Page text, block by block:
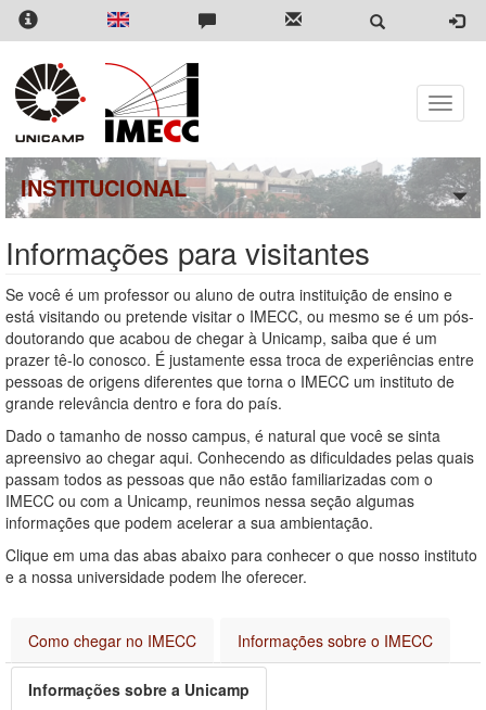
Pular
para
conteúdo
principal
Toggle
INSTITUCIONAL
Informações para visitantes
Se você é um professor ou aluno de outra instituição de ensino e
está visitando ou pretende visitar o IMECC, ou mesmo se é um pós-
doutorando que acabou de chegar à Unicamp, saiba que é um
prazer tê-lo conosco. É justamente essa troca de experiências entre
pessoas de origens diferentes que torna o IMECC um instituto de
grande relevância dentro e fora do país.
Dado o tamanho de nosso campus, é natural que você se sinta
apreensivo ao chegar aqui. Conhecendo as dificuldades pelas quais
passam todos as pessoas que não estão familiarizadas com o
IMECC ou com a Unicamp, reunimos nessa seção algumas
informações que podem acelerar a sua ambientação.
Clique em uma das abas abaixo para conhecer o que nosso instituto
e a nossa universidade podem lhe oferecer.
Como chegar no IMECC Informações sobre o IMECC
Informações sobre a Unicamp